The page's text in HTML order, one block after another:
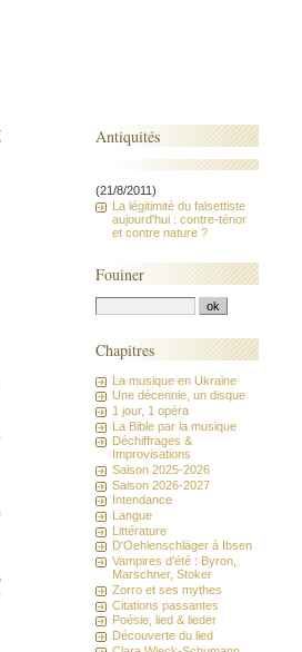
Antiquités
(21/8/2011)
La légitimité du falsettiste
aujourd'hui : contre-ténor
et contre nature ?
Fouiner
Chapitres
La musique en Ukraine
Une décennie, un disque
1 jour, 1 opéra
La Bible par la musique
Déchiffrages &
Improvisations
Saison 2025-2026
Saison 2026-2027
Intendance
Langue
Littérature
D'Oehlenschläger à Ibsen
Vampires d'été : Byron,
Marschner, Stoker
Zorro et ses mythes
Citations passantes
Poésie, lied & lieder
Découverte du lied